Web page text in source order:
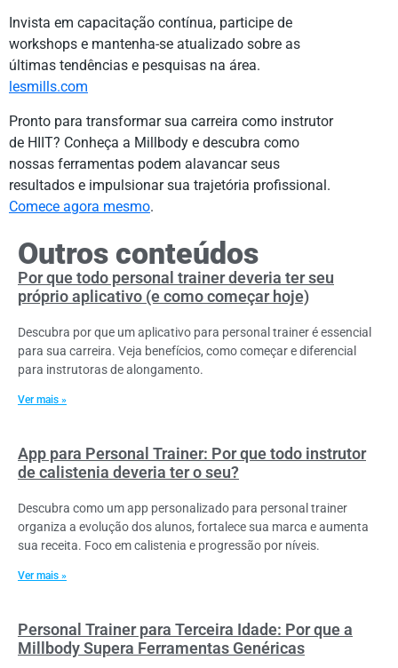
Invista em capacitação contínua, participe de
workshops e mantenha-se atualizado sobre as
últimas tendências e pesquisas na área.
lesmills.com
Pronto para transformar sua carreira como instrutor
de HIIT? Conheça a Millbody e descubra como
nossas ferramentas podem alavancar seus
resultados e impulsionar sua trajetória profissional.
Comece agora mesmo.
Outros conteúdos
Por que todo personal trainer deveria ter seu
próprio aplicativo (e como começar hoje)
Descubra por que um aplicativo para personal trainer é essencial
para sua carreira. Veja benefícios, como começar e diferencial
para instrutoras de alongamento.
Ver mais »
App para Personal Trainer: Por que todo instrutor
de calistenia deveria ter o seu?
Descubra como um app personalizado para personal trainer
organiza a evolução dos alunos, fortalece sua marca e aumenta
sua receita. Foco em calistenia e progressão por níveis.
Ver mais »
Personal Trainer para Terceira Idade: Por que a
Millbody Supera Ferramentas Genéricas